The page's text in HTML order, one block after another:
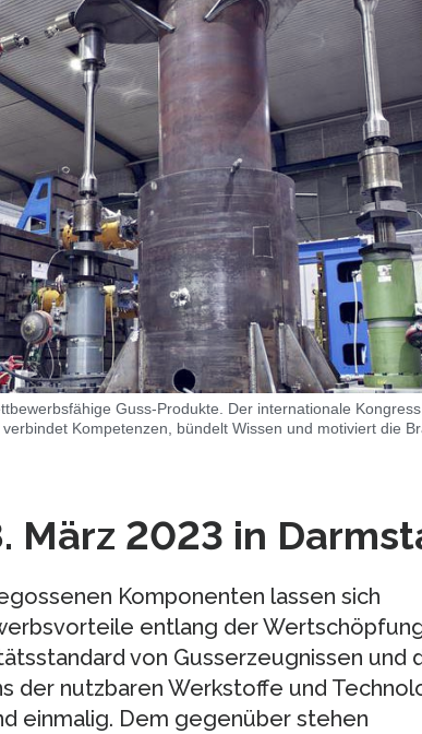
Guss-Produkte. Der internationale
Kompetenzen, bündelt Wissen und motiviert die
März 2023 in
Komponenten lassen sich
entlang der
von Gusserzeugnissen und
der nutzbaren Werkstoffe und
einmalig. Dem gegenüber stehen